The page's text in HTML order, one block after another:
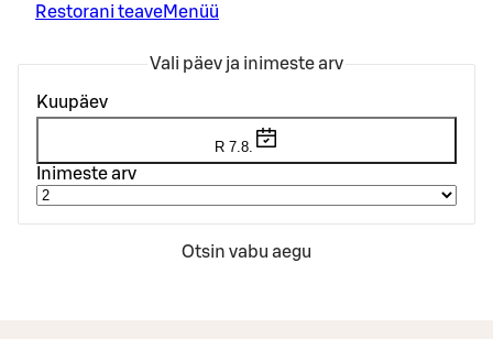
Restorani teaveMenüü
Vali päev ja inimeste arv
Kuupäev
R 7.8.
Inimeste arv
Otsin vabu aegu